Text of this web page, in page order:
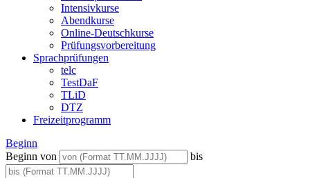
Intensivkurse
Abendkurse
Online-Deutschkurse
Prüfungsvorbereitung
Sprachprüfungen
telc
TestDaF
TLiD
DTZ
Freizeitprogramm
Beginn
Beginn von
bis